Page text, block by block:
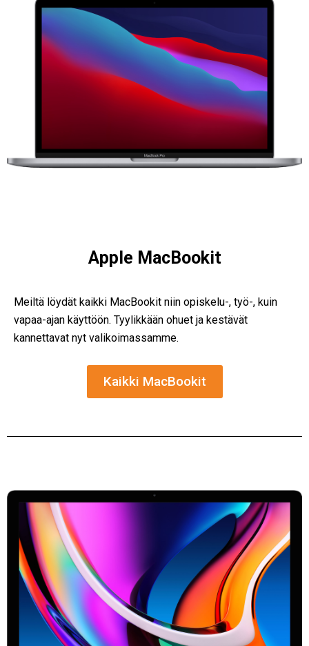
Apple MacBookit
Meiltä löydät kaikki MacBookit niin opiskelu-, työ-, kuin
vapaa-ajan käyttöön. Tyylikkään ohuet ja kestävät
kannettavat nyt valikoimassamme.
Kaikki MacBookit